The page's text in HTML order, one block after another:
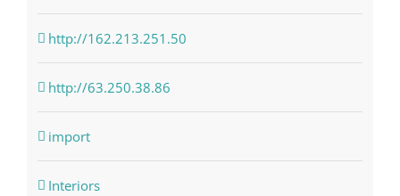
http://162.213.251.50
http://63.250.38.86
import
Interiors